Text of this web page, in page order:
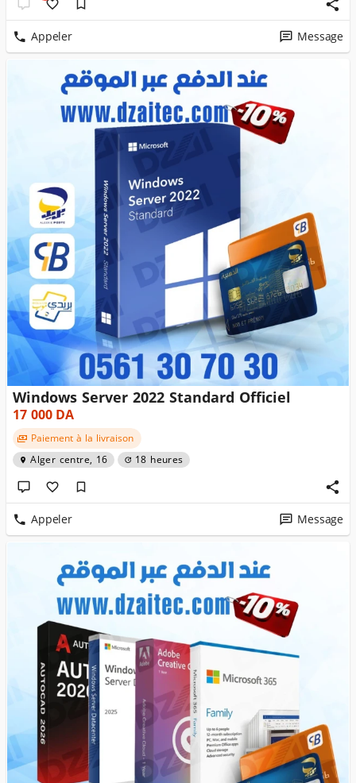
Appeler Message
Windows Server 2022 Standard Officiel
17 000DA
Paiement à la livraison
Alger centre, 16
18 heures
Appeler Message